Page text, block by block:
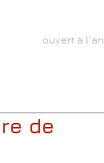
ouvert à
de